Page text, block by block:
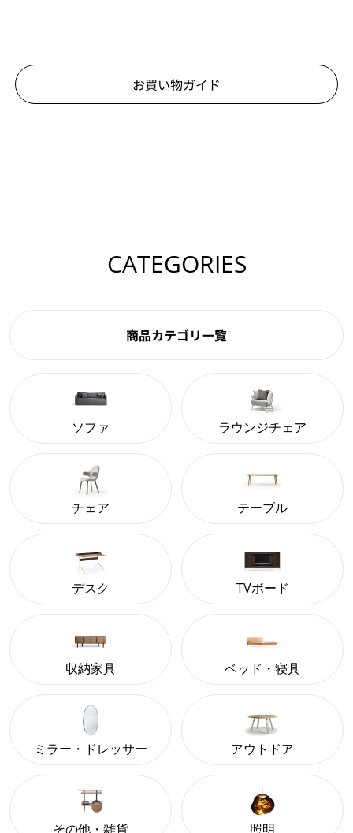
お買い物ガイド
CATEGORIES
商品カテゴリ一覧
ソファ ラウンジチェア
チェア テーブル
デスク TVボード
収納家具 ベッド・寝具
ミラー・ドレッサー アウトドア
その他・雑貨 照明